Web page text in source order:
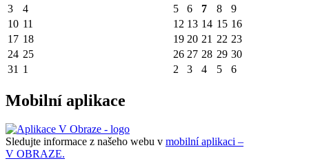
3 4 5 6 7 8
9
10 11 12 13 14 15 16
17 18 19 20 21 22 23
24 25 26 27 28 29 30
31 1 2 3 4 5 6
Mobilní aplikace
Sledujte informace z našeho webu v mobilní aplikaci –
V OBRAZE.